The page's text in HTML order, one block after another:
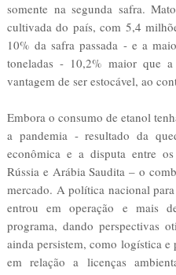
somente na segunda safra.
cultivada do país, com 5,4
10% da safra passada - e a
toneladas - 10,2% maior que
vantagem de ser estocável, ao
Embora o consumo de etanol
a pandemia - resultado da
econômica e a disputa entre
Rússia e Arábia Saudita – o
mercado. A política nacional
entrou em operação e mais
programa, dando perspectivas
ainda persistem, como logística
em relação a licenças